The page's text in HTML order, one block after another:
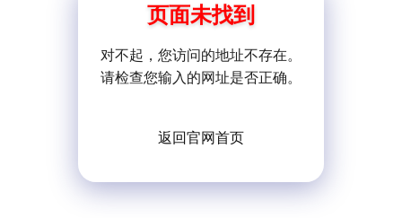
页面未找到
对不起，您访问的地址不存在。
请检查您输入的网址是否正确。
返回官网首页